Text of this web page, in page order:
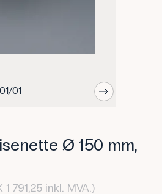
01/01
Ø 150 mm,
1 791,25 inkl. MVA.)